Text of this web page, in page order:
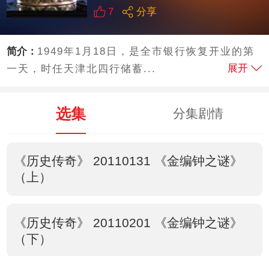
7 分享
简介： 1949年1月18日，是全市银行恢复开业的第
一天，时任天津北四行储蓄...
展开
选集 分集剧情
《历史传奇》 20110131 《金编钟之谜》
（上）
《历史传奇》 20110201 《金编钟之谜》
（下）